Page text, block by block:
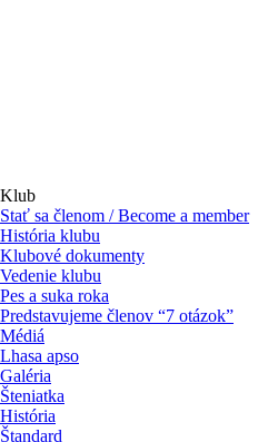
Klub
Stať sa členom / Become a member
História klubu
Klubové dokumenty
Vedenie klubu
Pes a suka roka
Predstavujeme členov “7 otázok”
Médiá
Lhasa apso
Galéria
Šteniatka
História
Štandard